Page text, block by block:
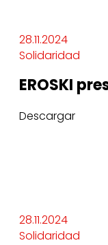
28.11.2024
Solidaridad
EROSKI
Descargar
28.11.2024
Solidaridad